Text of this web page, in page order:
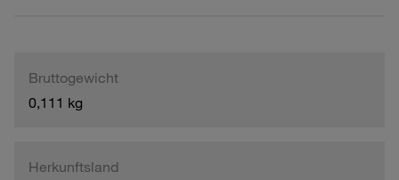
Bruttogewicht
0,111 kg
Herkunftsland